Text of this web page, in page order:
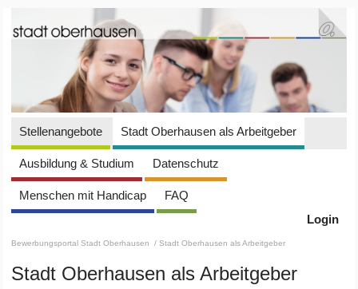
Stellenangebote Stadt Oberhausen als Arbeitgeber
Ausbildung & Studium Datenschutz
Menschen mit Handicap
FAQ
Login
Bewerbungsportal Stadt Oberhausen / Stadt Oberhausen als Arbeitgeber
Stadt Oberhausen als Arbeitgeber